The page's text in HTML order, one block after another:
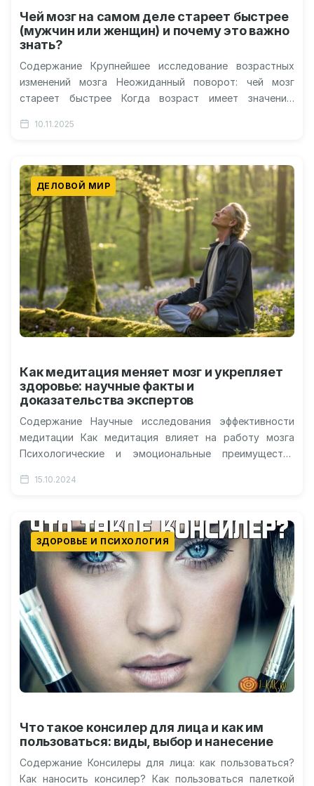
Чей мозг на самом деле стареет быстрее
(мужчин или женщин) и почему это важно
знать?
Содержание Крупнейшее исследование возрастных
изменений мозга Неожиданный поворот: чей мозг
стареет быстрее Когда возраст имеет значение:
образования и…
10.11.2025
ДЕЛОВОЙ МИР
Как медитация меняет мозг и укрепляет
здоровье: научные факты и
доказательства экспертов
Содержание Научные исследования эффективности
медитации Как медитация влияет на работу мозга
Психологические и эмоциональные преимущества
давно привлекает внимание тех,…
15.10.2024
ЗДОРОВЬЕ И ПСИХОЛОГИЯ
Что такое консилер для лица и как им
пользоваться: виды, выбор и нанесение
Содержание Консилеры для лица: как пользоваться?
Как наносить консилер? Как пользоваться палеткой